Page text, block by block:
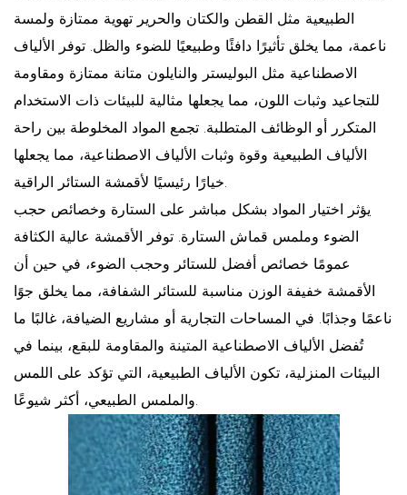
الطبيعية مثل القطن والكتان والحرير تهوية ممتازة ولمسة
ناعمة، مما يخلق تأثيرًا دافئًا وطبيعيًا للضوء والظل. توفر الألياف
الاصطناعية مثل البوليستر والنايلون متانة ممتازة ومقاومة
للتجاعيد وثبات اللون، مما يجعلها مثالية للبيئات ذات الاستخدام
المتكرر أو الوظائف المتطلبة. تجمع المواد المخلوطة بين راحة
الألياف الطبيعية وقوة وثبات الألياف الاصطناعية، مما يجعلها
يؤثر اختيار المواد بشكل مباشر على الستارة وخصائص حجب
الضوء وملمس قماش الستارة. توفر الأقمشة عالية الكثافة
عمومًا خصائص أفضل للستائر وحجب الضوء، في حين أن
الأقمشة خفيفة الوزن مناسبة للستائر الشفافة، مما يخلق جوًا
ناعمًا وجذابًا. في المساحات التجارية أو مشاريع الضيافة، غالبًا ما
تُفضل الألياف الاصطناعية المتينة والمقاومة للبقع، بينما في
البيئات المنزلية، تكون الألياف الطبيعية، التي تؤكد على اللمس